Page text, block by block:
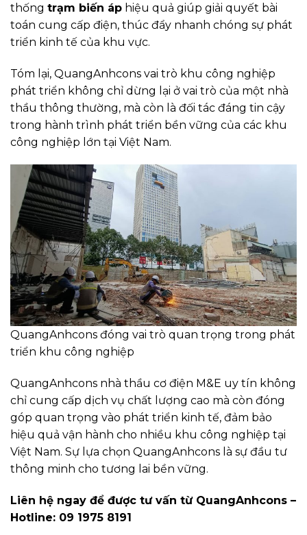
thống trạm biến áp hiệu quả giúp giải quyết bài
toán cung cấp điện, thúc đẩy nhanh chóng sự phát
triển kinh tế của khu vực.
Tóm lại, QuangAnhcons vai trò khu công nghiệp
phát triển không chỉ dừng lại ở vai trò của một nhà
thầu thông thường, mà còn là đối tác đáng tin cậy
trong hành trình phát triển bền vững của các khu
công nghiệp lớn tại Việt Nam.
QuangAnhcons đóng vai trò quan trọng trong phát
triển khu công nghiệp
QuangAnhcons nhà thầu cơ điện M&E uy tín không
chỉ cung cấp dịch vụ chất lượng cao mà còn đóng
góp quan trọng vào phát triển kinh tế, đảm bảo
hiệu quả vận hành cho nhiều khu công nghiệp tại
Việt Nam. Sự lựa chọn QuangAnhcons là sự đầu tư
thông minh cho tương lai bền vững.
Liên hệ ngay để được tư vấn từ QuangAnhcons –
Hotline: 09 1975 8191